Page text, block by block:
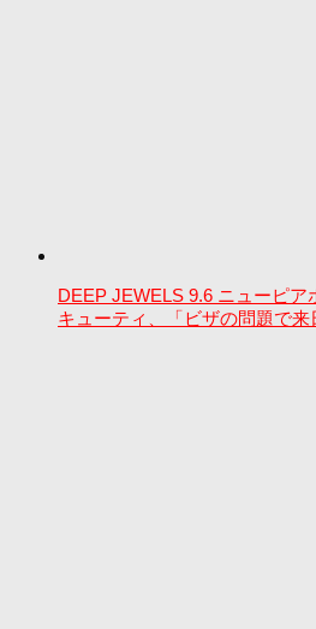
DEEP JEWELS 9.6 ニューピ
キューティ、「ビザの問題で